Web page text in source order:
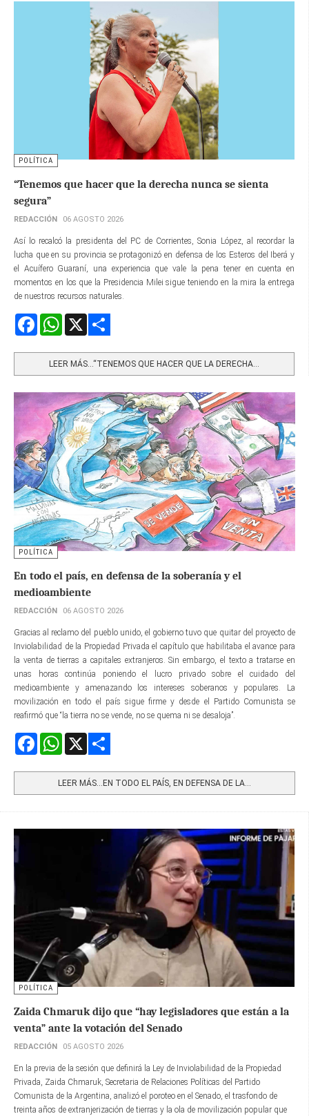
POLÍTICA
“Tenemos que hacer que la derecha nunca se sienta
segura”
REDACCIÓN 06 AGOSTO 2026
Así lo recalcó la presidenta del PC de Corrientes, Sonia López, al recordar la
lucha que en su provincia se protagonizó en defensa de los Esteros del Iberá y
el Acuífero Guaraní, una experiencia que vale la pena tener en cuenta en
momentos en los que la Presidencia Milei sigue teniendo en la mira la entrega
de nuestros recursos naturales.
FacebookWhatsApp
LEER MÁS…“TENEMOS QUE HACER QUE LA DERECHA...
POLÍTICA
En todo el país, en defensa de la soberanía y el
medioambiente
REDACCIÓN 06 AGOSTO 2026
Gracias al reclamo del pueblo unido, el gobierno tuvo que quitar del proyecto de
Inviolabilidad de la Propiedad Privada el capítulo que habilitaba el avance para
la venta de tierras a capitales extranjeros. Sin embargo, el texto a tratarse en
unas horas continúa poniendo el lucro privado sobre el cuidado del
medioambiente y amenazando los intereses soberanos y populares. La
movilización en todo el país sigue firme y desde el Partido Comunista se
reafirmó que “la tierra no se vende, no se quema ni se desaloja”.
FacebookWhatsApp
LEER MÁS…EN TODO EL PAÍS, EN DEFENSA DE LA...
POLÍTICA
Zaida Chmaruk dijo que “hay legisladores que están a la
venta” ante la votación del Senado
REDACCIÓN 05 AGOSTO 2026
En la previa de la sesión que definirá la Ley de Inviolabilidad de la Propiedad
Privada, Zaida Chmaruk, Secretaria de Relaciones Políticas del Partido
Comunista de la Argentina, analizó el poroteo en el Senado, el trasfondo de
treinta años de extranjerización de tierras y la ola de movilización popular que